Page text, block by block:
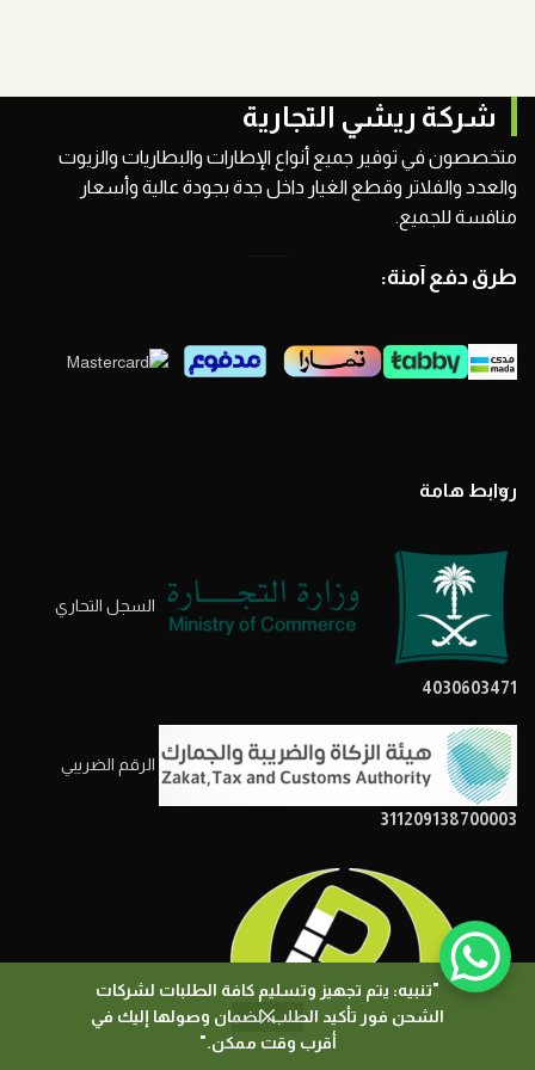
"تنبيه: يتم تجهيز وتسليم كافة الطلبات لشركات
الشحن فور تأكيد الطلب، لضمان وصولها إليك في
أقرب وقت ممكن."
شركة ريشي التجارية
متخصصون في توفير جميع أنواع الإطارات والبطاريات والزيوت
والعدد والفلاتر وقطع الغيار داخل جدة بجودة عالية وأسعار
منافسة للجميع.
طرق دفع آمنة:
روابط هامة
السجل التحاري
4030603471
الرقم الضريبي
311209138700003